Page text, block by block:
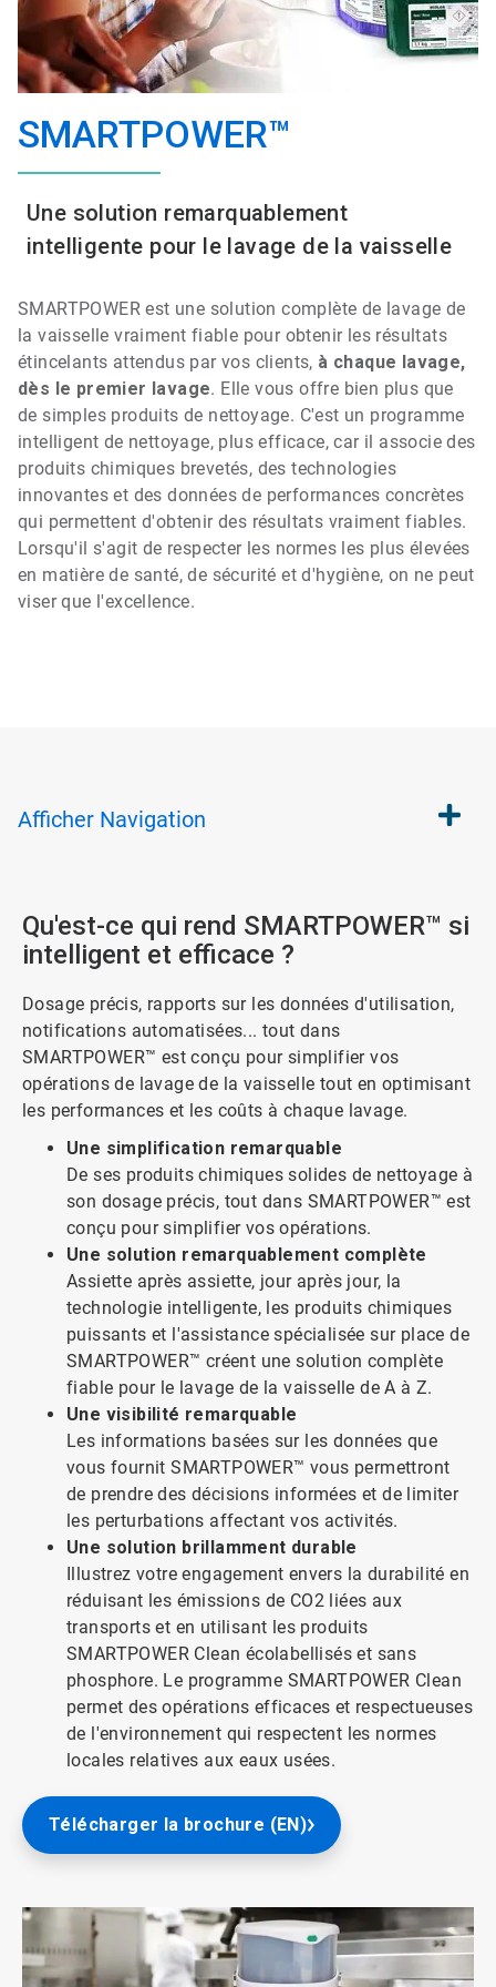
SMARTPOWER™
Une solution remarquablement
intelligente pour le lavage de la vaisselle
SMARTPOWER est une solutioncomplète de lavage de
la vaisselle vraiment fiable pour obtenir les résultats
étincelants attendus par vos clients, à chaque lavage,
dès le premier lavage. Elle vous offre bien plus que
de simples produits de nettoyage. C'est un programme
intelligent de nettoyage, plus efficace, car il associe des
produits chimiques brevetés, des technologies
innovantes et des données de performances concrètes
qui permettent d'obtenir des résultats vraiment fiables.
Lorsqu'il s'agit de respecter les normes les plus élevées
en matière de santé, de sécurité et d'hygiène, on ne peut
viser que l'excellence.
Afficher Navigation
Qu'est-ce qui rend SMARTPOWER™ si
intelligent et efficace ?
Dosage précis, rapports sur les données d'utilisation,
notifications automatisées... tout dans
SMARTPOWER™ est conçu pour simplifier vos
opérations de lavage de la vaisselle tout en optimisant
les performances et les coûts à chaque lavage.
Une simplification remarquable
De ses produits chimiques solides de nettoyage à
son dosage précis, tout dans SMARTPOWER™ est
conçu pour simplifier vos opérations.
Une solution remarquablement complète
Assiette après assiette, jour après jour, la
technologie intelligente, les produits chimiques
puissants et l'assistance spécialisée sur place de
SMARTPOWER™ créent une solution complète
fiable pour le lavage de la vaisselle de A à Z.
Une visibilité remarquable
Les informations basées sur les données que
vous fournit SMARTPOWER™ vous permettront
de prendre des décisions informées et de limiter
les perturbations affectant vos activités.
Une solution brillamment durable
Illustrez votre engagement envers la durabilité en
réduisant les émissions de CO2 liées aux
transports et en utilisant les produits
SMARTPOWER Clean écolabellisés et sans
phosphore. Le programme SMARTPOWER Clean
permet des opérations efficaces et respectueuses
de l'environnement qui respectent les normes
locales relatives aux eaux usées.
Télécharger la brochure (EN)